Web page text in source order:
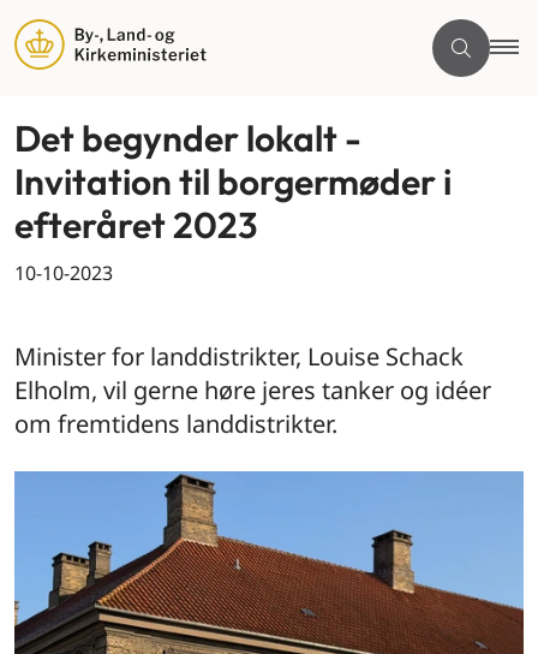
Det begynder lokalt -
Invitation til borgermøder i
efteråret 2023
10-10-2023
Minister for landdistrikter, Louise Schack
Elholm, vil gerne høre jeres tanker og idéer
om fremtidens landdistrikter.